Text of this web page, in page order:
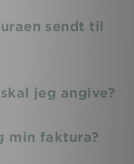
sendt til
jeg angive?
min faktura?